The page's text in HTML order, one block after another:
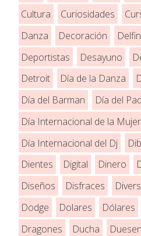
Cultura
Curiosidades
Danza
Decoración
Deportistas
Desayuno
Detroit
Día de la Danza
Día del Barman
Día del
Día Internacional de la Mujer
Día Internacional del Dj
Dientes
Digital Dinero
Diseños
Disfraces
Dodge
Dolares Dólares
Dragones
Ducha